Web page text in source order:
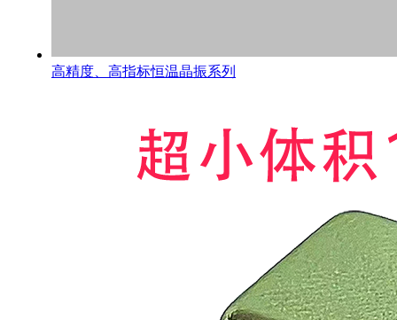
高精度、高指标恒温晶振系列